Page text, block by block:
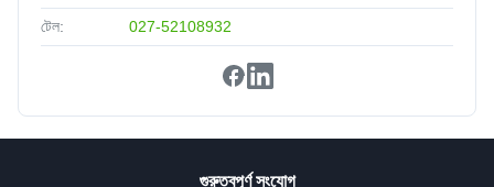
টেল: 027-52108932
গুরুত্বপূর্ণ সংযোগ